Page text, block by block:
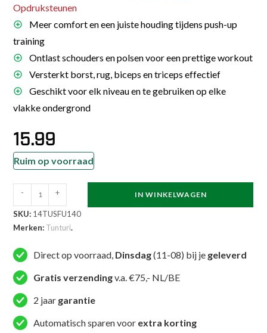
Opdruksteunen
Meer comfort en een juiste houding tijdens push-up
training
Ontlast schouders en polsen voor een prettige workout
Versterkt borst, rug, biceps en triceps effectief
Geschikt voor elk niveau en te gebruiken op elke
vlakke ondergrond
15.99
Ruim op voorraad
Tunturi
Opdruksteun
-
-
Push-
up
Bar
-
Zwart
- + IN WINKELWAGEN
SKU: 14TUSFU140
Merken: Tunturi.
Direct op voorraad, Dinsdag(11-08) bij je geleverd
Gratis verzendingv.a. €75,- NL/BE
2 jaar garantie
Automatisch sparen voor extra korting